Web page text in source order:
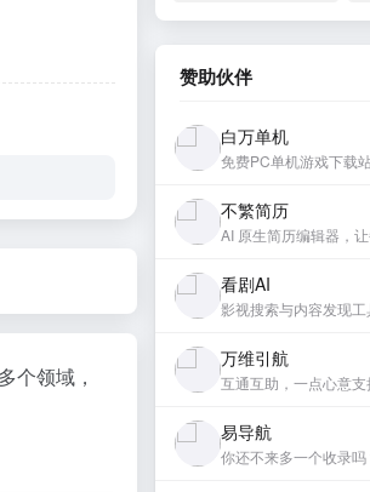
个领域，
赞助伙伴
白万单机
免费PC单机游戏下载
不繁简历
看剧AI
万维引航
易导航
你还不来多一个收录吗